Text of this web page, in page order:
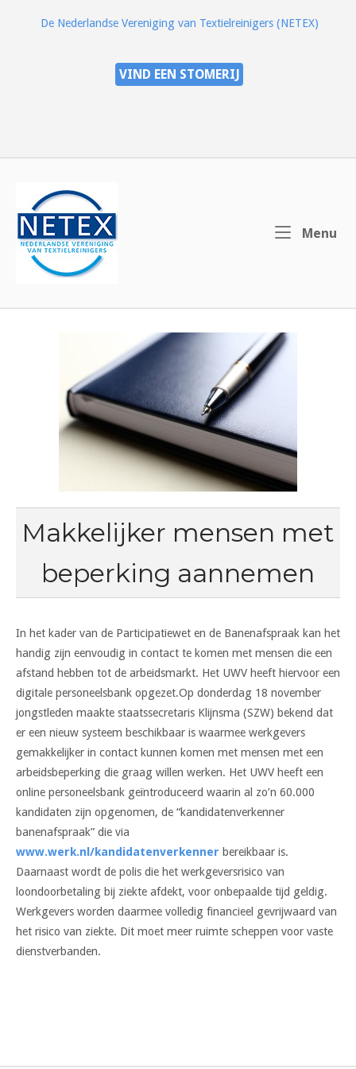
De Nederlandse Vereniging van Textielreinigers (NETEX)
VIND EEN STOMERIJ
Menu
Makkelijker mensen met
beperking aannemen
In het kader van de Participatiewet en de Banenafspraak kan het
handig zijn eenvoudig in contact te komen met mensen die een
afstand hebben tot de arbeidsmarkt. Het UWV heeft hiervoor een
digitale personeelsbank opgezet.Op donderdag 18 november
jongstleden maakte staatssecretaris Klijnsma (SZW) bekend dat
er een nieuw systeem beschikbaar is waarmee werkgevers
gemakkelijker in contact kunnen komen met mensen met een
arbeidsbeperking die graag willen werken. Het UWV heeft een
online personeelsbank geïntroduceerd waarin al zo’n 60.000
kandidaten zijn opgenomen, de “kandidatenverkenner
banenafspraak” die via
www.werk.nl/kandidatenverkenner bereikbaar is.
Daarnaast wordt de polis die het werkgeversrisico van
loondoorbetaling bij ziekte afdekt, voor onbepaalde tijd geldig.
Werkgevers worden daarmee volledig financieel gevrijwaard van
het risico van ziekte. Dit moet meer ruimte scheppen voor vaste
dienstverbanden.